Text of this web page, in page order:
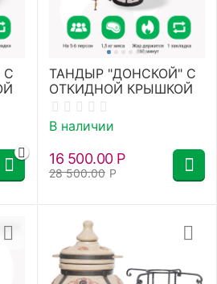
С
ТАНДЫР "ДОНСКОЙ" С
ОТКИДНОЙ КРЫШКОЙ
В наличии
28 500.00 Р
16 500.00 Р